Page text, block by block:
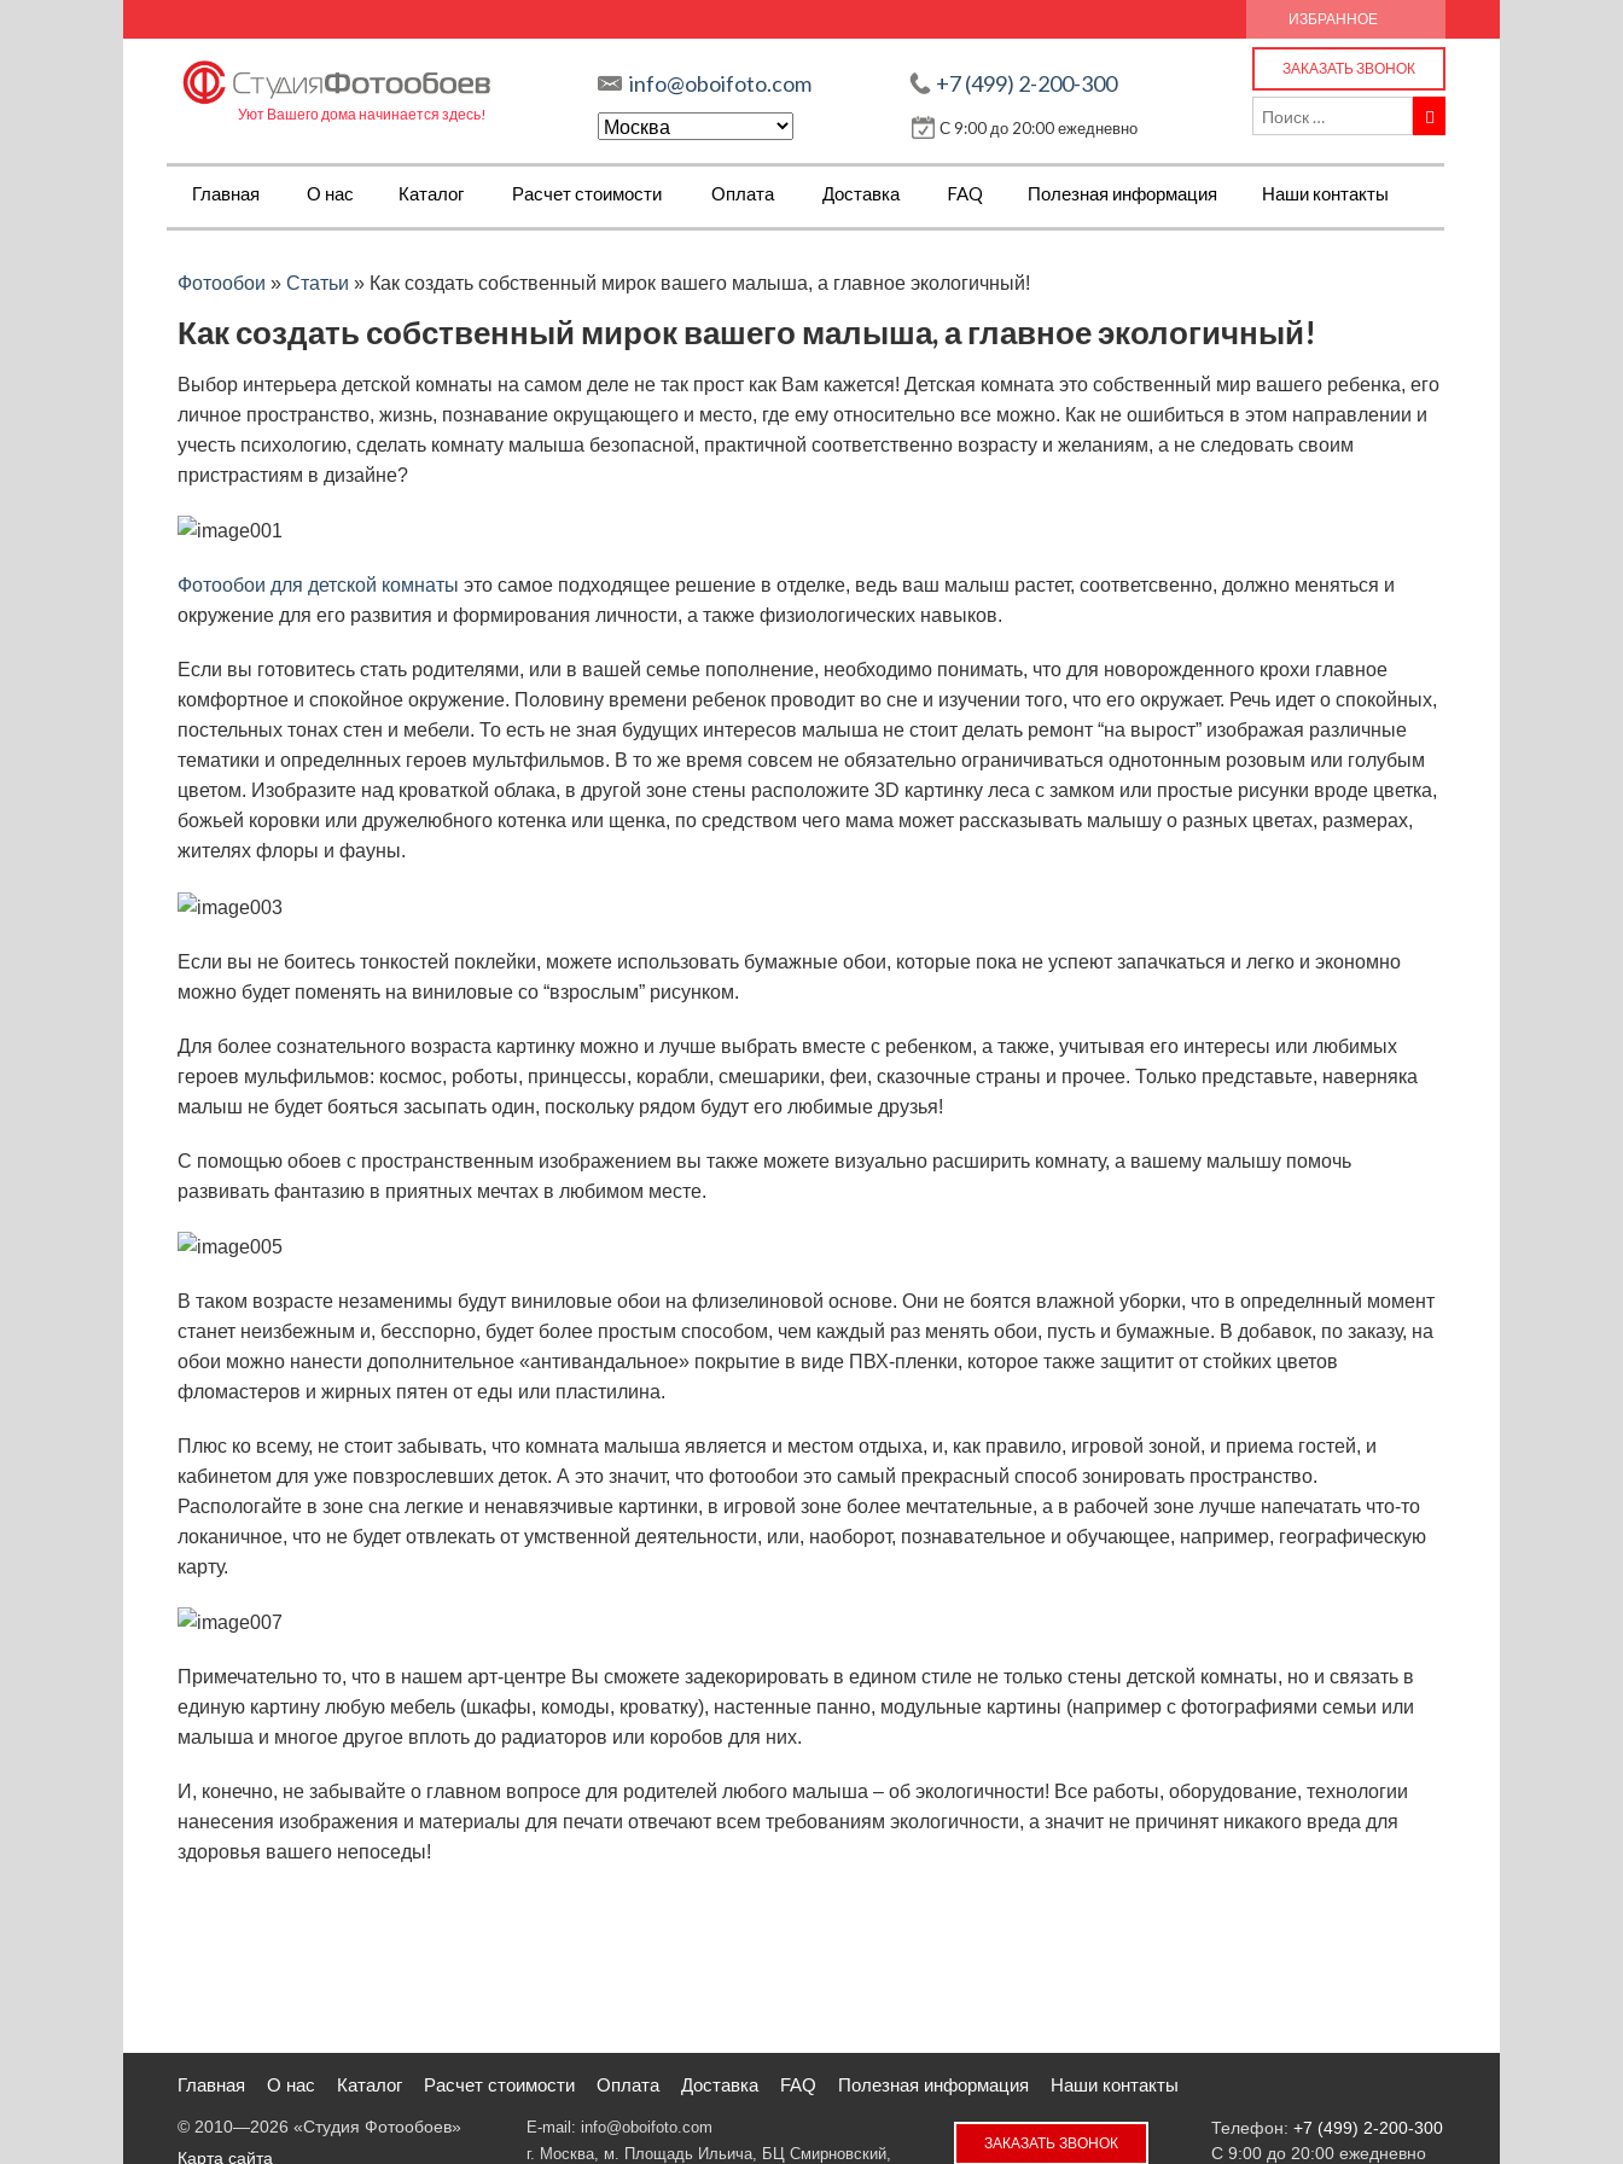
ИЗБРАННОЕ
Уют Вашего дома начинается здесь!
info@oboifoto.com +7 (499) 2-200-300
С 9:00 до 20:00 ежедневно
ЗАКАЗАТЬ ЗВОНОК
Главная О нас Каталог Расчет стоимости Оплата Доставка FAQ Полезная информация Наши контакты
Фотообои » Статьи » Как создать собственный мирок вашего малыша, а главное экологичный!
Как создать собственный мирок вашего малыша, а главное экологичный!
Выбор интерьера детской комнаты на самом деле не так прост как Вам кажется! Детская комната это собственный мир вашего ребенка, его
личное пространство, жизнь, познавание окрущающего и место, где ему относительно все можно. Как не ошибиться в этом направлении и
учесть психологию, сделать комнату малыша безопасной, практичной соответственно возрасту и желаниям, а не следовать своим
пристрастиям в дизайне?
Фотообои для детской комнаты это самое подходящее решение в отделке, ведь ваш малыш растет, соответсвенно, должно меняться и
окружение для его развития и формирования личности, а также физиологических навыков.
Если вы готовитесь стать родителями, или в вашей семье пополнение, необходимо понимать, что для новорожденного крохи главное
комфортное и спокойное окружение. Половину времени ребенок проводит во сне и изучении того, что его окружает. Речь идет о спокойных,
постельных тонах стен и мебели. То есть не зная будущих интересов малыша не стоит делать ремонт “на вырост” изображая различные
тематики и определнных героев мультфильмов. В то же время совсем не обязательно ограничиваться однотонным розовым или голубым
цветом. Изобразите над кроваткой облака, в другой зоне стены расположите 3D картинку леса с замком или простые рисунки вроде цветка,
божьей коровки или дружелюбного котенка или щенка, по средством чего мама может рассказывать малышу о разных цветах, размерах,
жителях флоры и фауны.
Если вы не боитесь тонкостей поклейки, можете использовать бумажные обои, которые пока не успеют запачкаться и легко и экономно
можно будет поменять на виниловые со “взрослым” рисунком.
Для более сознательного возраста картинку можно и лучше выбрать вместе с ребенком, а также, учитывая его интересы или любимых
героев мульфильмов: космос, роботы, принцессы, корабли, смешарики, феи, сказочные страны и прочее. Только представьте, наверняка
малыш не будет бояться засыпать один, поскольку рядом будут его любимые друзья!
С помощью обоев с пространственным изображением вы также можете визуально расширить комнату, а вашему малышу помочь
развивать фантазию в приятных мечтах в любимом месте.
В таком возрасте незаменимы будут виниловые обои на флизелиновой основе. Они не боятся влажной уборки, что в определнный момент
станет неизбежным и, бесспорно, будет более простым способом, чем каждый раз менять обои, пусть и бумажные. В добавок, по заказу, на
обои можно нанести дополнительное «антивандальное» покрытие в виде ПВХ-пленки, которое также защитит от стойких цветов
фломастеров и жирных пятен от еды или пластилина.
Плюс ко всему, не стоит забывать, что комната малыша является и местом отдыха, и, как правило, игровой зоной, и приема гостей, и
кабинетом для уже повзрослевших деток. А это значит, что фотообои это самый прекрасный способ зонировать пространство.
Распологайте в зоне сна легкие и ненавязчивые картинки, в игровой зоне более мечтательные, а в рабочей зоне лучше напечатать что-то
локаничное, что не будет отвлекать от умственной деятельности, или, наоборот, познавательное и обучающее, например, географическую
карту.
Примечательно то, что в нашем арт-центре Вы сможете задекорировать в едином стиле не только стены детской комнаты, но и связать в
единую картину любую мебель (шкафы, комоды, кроватку), настенные панно, модульные картины (например с фотографиями семьи или
малыша и многое другое вплоть до радиаторов или коробов для них.
И, конечно, не забывайте о главном вопросе для родителей любого малыша – об экологичности! Все работы, оборудование, технологии
нанесения изображения и материалы для печати отвечают всем требованиям экологичности, а значит не причинят никакого вреда для
здоровья вашего непоседы!
Главная О нас Каталог Расчет стоимости Оплата Доставка FAQ Полезная информация Наши контакты
© 2010—2026 «Студия Фотообоев»
Карта сайта
E-mail: info@oboifoto.com
г. Москва, м. Площадь Ильича, БЦ Смирновский,
ЗАКАЗАТЬ ЗВОНОК
Телефон: +7 (499) 2-200-300
С 9:00 до 20:00 ежедневно